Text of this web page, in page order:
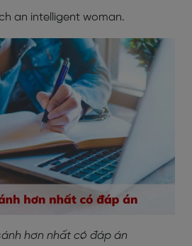
an intelligent woman.
hơn nhất có đáp án